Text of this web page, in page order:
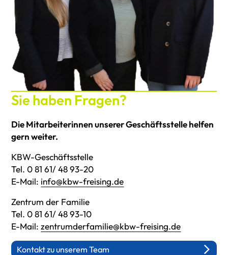
Sie haben Fragen?
Die Mitarbeiterinnen unserer Geschäftsstelle helfen
gern weiter.
KBW-Geschäftsstelle
Tel. 0 81 61/ 48 93-20
E-Mail: info@kbw-freising.de
Zentrum der Familie
Tel. 0 81 61/ 48 93-10
E-Mail:zentrumderfamilie@kbw-freising.de
Kontakt zu unserem Team